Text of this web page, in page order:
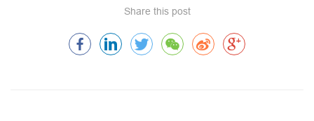
Share this post